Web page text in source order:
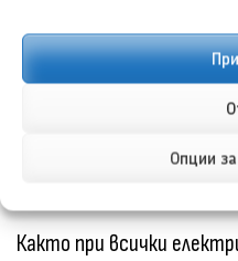
Опции
Всички модели могат
подходяща AC зарядна
Както при всички